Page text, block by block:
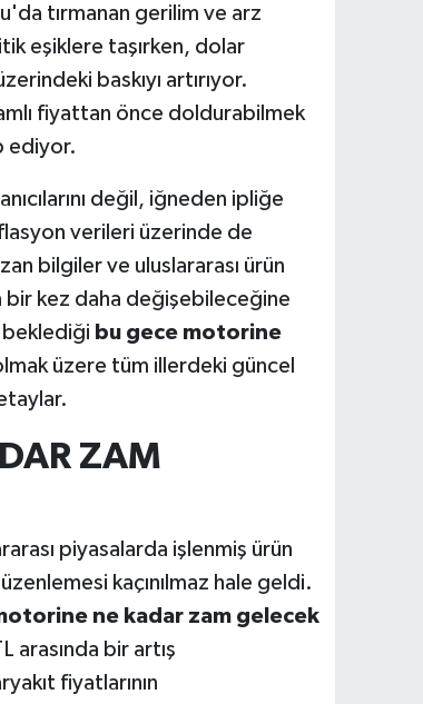
tırmanan gerilim ve arz
eşiklere taşırken, dolar
baskıyı artırıyor.
fiyattan önce doldurabilmek
ediyor.
değil, iğneden ipliğe
verileri üzerinde de
bilgiler ve uluslararası ürün
bir kez daha değişebileceğine
beklediği bu gece motorine
üzere tüm illerdeki güncel
ZAM
piyasalarda işlenmiş ürün
kaçınılmaz hale geldi.
ne kadar zam gelecek
arasında bir artış
fiyatlarının